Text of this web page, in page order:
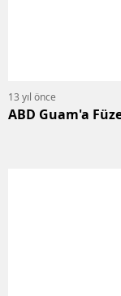
13 yıl önce
ABD Guam'a